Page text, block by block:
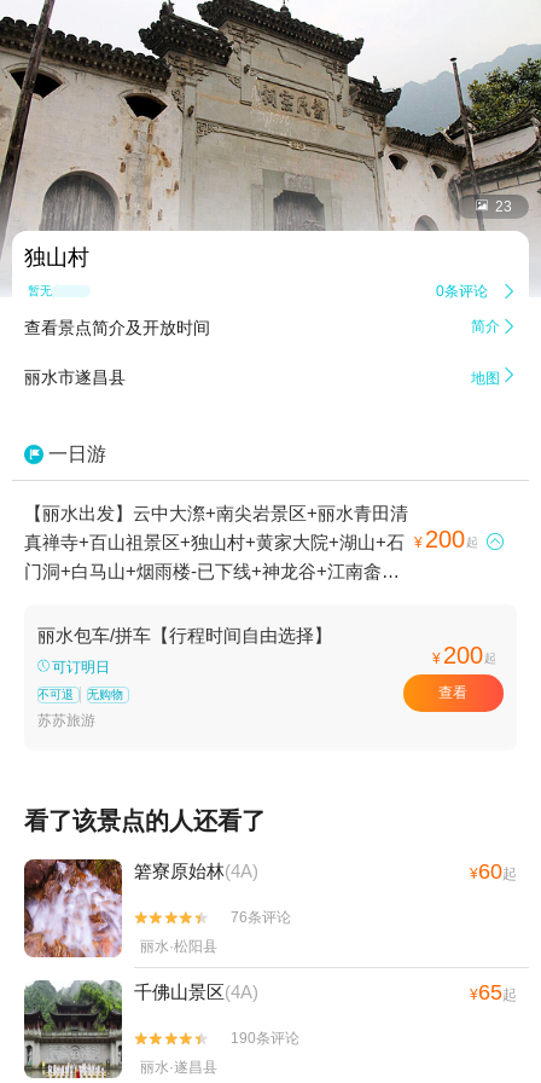
 23
独山村
暂无点评 0条评论 
查看景点简介及开放时间 简介 
丽水市遂昌县 地图 
一日游
【丽水出发】云中大漈+南尖岩景区+丽水青田清
真禅寺+百山祖景区+独山村+黄家大院+湖山+石
门洞+白马山+烟雨楼-已下线+神龙谷+江南畲族
居群+畲乡之窗+古堰画乡旅游度假区+仙都观
+缙云仙都景区+龙泉山旅游区+大港头+庆元县
巾子峰国家森林公园+九龙山国家级自然保护区
+鼎湖峰+延庆寺塔+龙泉市博物馆+南明山+芳野
鹊庙+古堰画乡展览馆+倪翁洞+中国竹炭博物馆
+封金山景区+乌溪江漂流+云和梯田景区+千佛
山景区+白云岩+云和木玩乐园+遂昌金矿国家矿
山公园+仙都竹筏漂流+云和湖仙宫景区+中国青
田石雕文化旅游区+仙都黄龙山景区+河阳古民居
+浙江民俗乐园+鞍山书院+丽水南明湖古城水上
乐园+丽水古街+丽水中共浙江省委机关旧址+小
赤壁+朱潭山+赵侯祠+云和梯田漂流+畲乡之窗
漂流+丽水小港漂流+中国青瓷小镇·披云青瓷文
化园+大龙门景区+遂昌黄金谷漂流+大木山茶园
¥ 200起 
丽水包车/拼车【行程时间自由选择】
可订明日
不可退 无购物
苏苏旅游
¥ 200起
查看
看了该景点的人还看了
箬寮原始林(4A) ¥60起


76条评论
丽水·松阳县
千佛山景区(4A) ¥65起


190条评论
丽水·遂昌县
